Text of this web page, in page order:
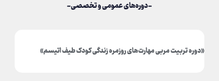
-دوره‌های عمومی و تخصصی-
«دوره تربیت مربی مهارت‌های روزمره زندگی کودک طیف اتیسم»